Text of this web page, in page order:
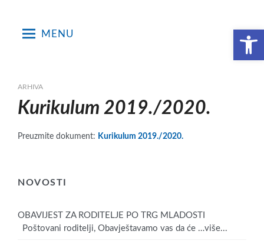
Open toolbar
MENU
ARHIVA
Kurikulum 2019./2020.
Preuzmite dokument: Kurikulum 2019./2020.
NOVOSTI
OBAVIJEST ZA RODITELJE PO TRG MLADOSTI
Poštovani roditelji, Obavještavamo vas da će …više...